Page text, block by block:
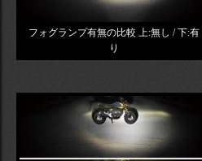
フォグランプ有無の比較 上:無し / 下:有
り